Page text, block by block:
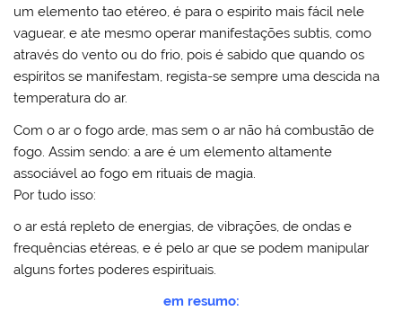
um elemento tao etéreo, é para o espirito mais fácil nele
vaguear, e ate mesmo operar manifestações subtis, como
através do vento ou do frio, pois é sabido que quando os
espíritos se manifestam, regista-se sempre uma descida na
temperatura do ar.
Com o ar o fogo arde, mas sem o ar não há combustão de
fogo. Assim sendo: a are é um elemento altamente
associável ao fogo em rituais de magia.
Por tudo isso:
o ar está repleto de energias, de vibrações, de ondas e
frequências etéreas, e é pelo ar que se podem manipular
alguns fortes poderes espirituais.
em resumo: